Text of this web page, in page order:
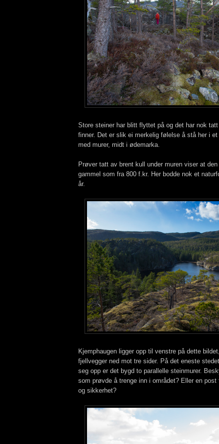
Store steiner har blitt flyttet på og det har nok
finner. Det er slik ei merkelig følelse å stå her i
med murer, midt i ødemarka.
Prøver tatt av brent kull under muren viser at
gammel som fra 800 f.kr. Her bodde nok et
år.
Kjemphaugen ligger opp til venstre på dette
fjellvegger ned mot tre sider. På det eneste
seg opp er det bygd to parallelle steinmurer.
som prøvde å trenge inn i området? Eller en post
og sikkerhet?